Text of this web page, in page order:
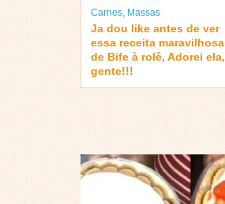
Carnes, Massas
Ja dou like antes de ver
essa receita maravilhosa
de Bife à rolê, Adorei ela,
gente!!!